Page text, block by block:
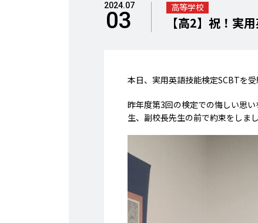
2024.07
03
高等学校
【高2】祝！実
本日、実用英語技能検定SCBTを
昨年度第3回の検定での悔しい思
生、副校長先生の前で約束をし